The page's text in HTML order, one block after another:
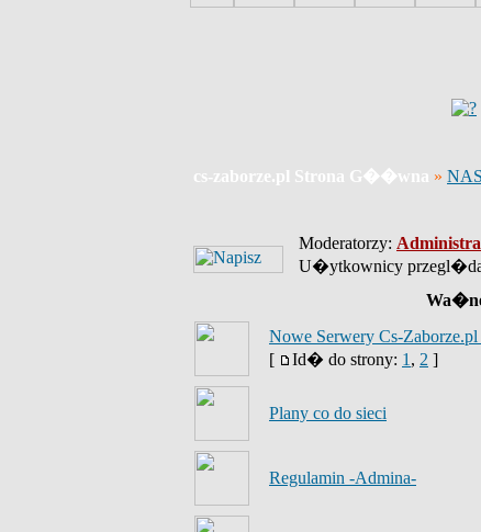
cs-zaborze.pl Strona G��wna »
Moderatorzy:
U�ytkownicy
Nowe Serwery Cs-Zaborze.pl
[
Id� do strony: 1 , 2 ]
Plany co do sieci
Regulamin -Admina-